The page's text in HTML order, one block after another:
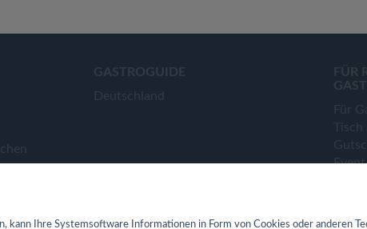
GASTROGUIDE
Deutschland
FÜR
Für
Tisch
kann Ihre Systemsoftware Informationen in Form von Cookies oder anderen